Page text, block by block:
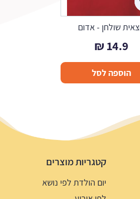
שולחן - אדום
14.9
₪
הוספה לסל
קטגריות מוצרים
יום הולדת לפי נושא